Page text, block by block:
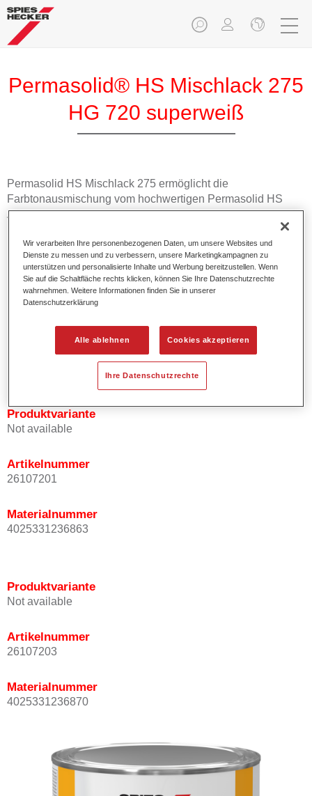
Permasolid® HS Mischlack 275
HG 720 superweiß
Permasolid HS Mischlack 275 ermöglicht die
Farbtonausmischung vom hochwertigen Permasolid HS
Autolack 275 mit allen Uni-Farbtönen für die Pkw-
Produktmerkmale
Erlaubt eine einfache und schnelle Verarbeitung in 1,5
Spritzgängen.
Ermöglicht schnelle Trocknungszeiten.
Bietet ein hohes Deckvermögen.
Besitzt einen exzellenten Decklackstand.
Entspricht den VOC Anforderungen.
Alle Farbtöne sind bleifrei.
Produktvariante
Not available
Artikelnummer
26107201
Materialnummer
4025331236863
Produktvariante
Not available
Artikelnummer
26107203
Materialnummer
4025331236870
Wir verarbeiten Ihre personenbezogenen Daten, um unsere Websites und
Dienste zu messen und zu verbessern, unsere Marketingkampagnen zu
unterstützen und personalisierte Inhalte und Werbung bereitzustellen. Wenn
Sie auf die Schaltfläche rechts klicken, können Sie Ihre Datenschutzrechte
wahrnehmen. Weitere Informationen finden Sie in unserer
Datenschutzerklärung
Alle ablehnen Cookies akzeptieren
Ihre Datenschutzrechte